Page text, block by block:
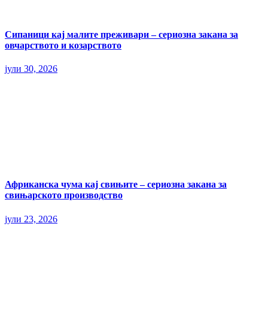
Сипаници кај малите преживари – сериозна закана за
овчарството и козарството
јули 30, 2026
Африканска чума кај свињите – сериозна закана за
свињарското производство
јули 23, 2026